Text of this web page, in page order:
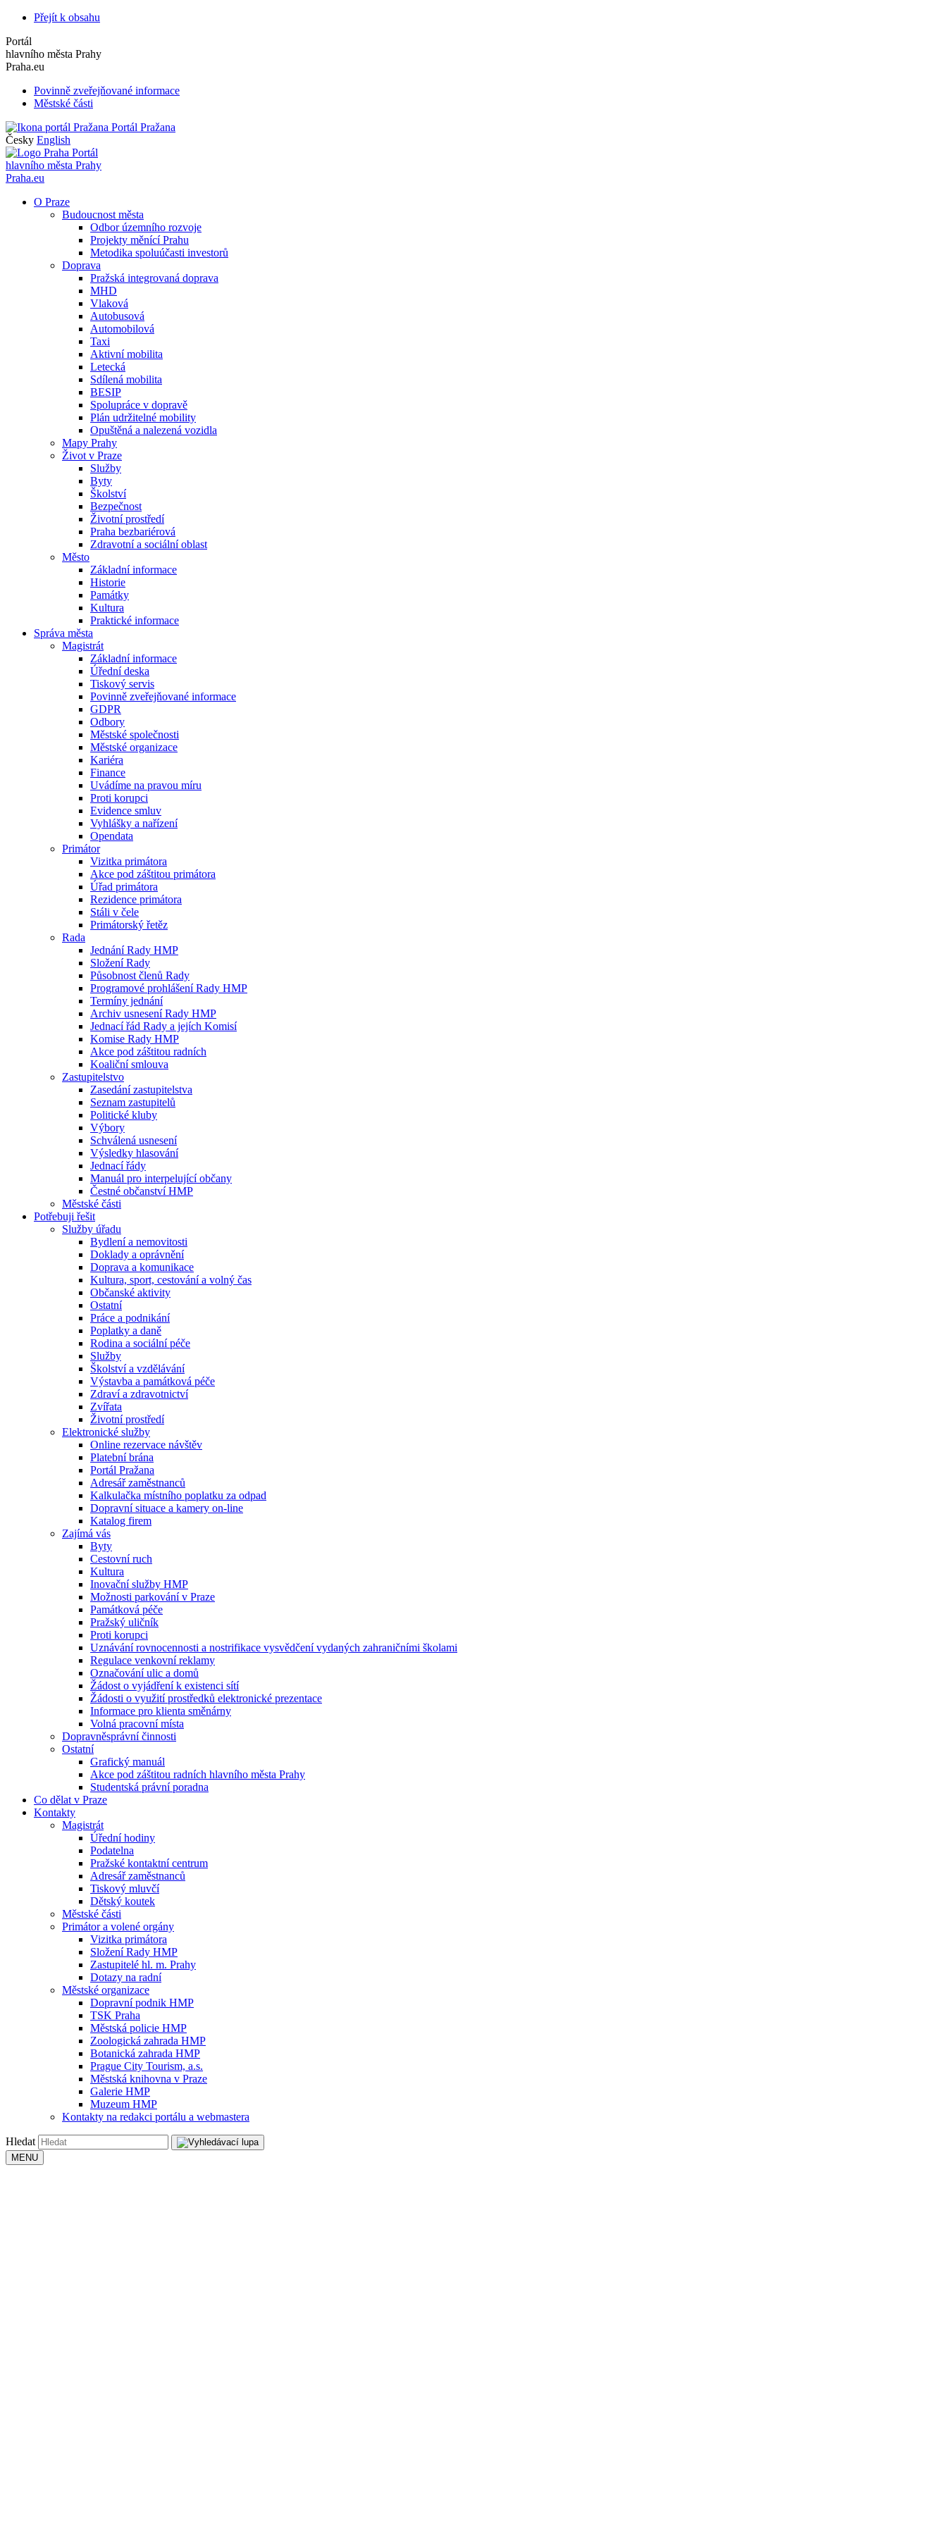
Přejít k obsahu
Portál
hlavního města Prahy
Praha.eu
Povinně zveřejňované informace
Městské části
Portál Pražana
Česky English
Portál
hlavního města Prahy
Praha.eu
O Praze
Budoucnost města
Odbor územního rozvoje
Projekty měnící Prahu
Metodika spoluúčasti investorů
Doprava
Pražská integrovaná doprava
MHD
Vlaková
Autobusová
Automobilová
Taxi
Aktivní mobilita
Letecká
Sdílená mobilita
BESIP
Spolupráce v dopravě
Plán udržitelné mobility
Opuštěná a nalezená vozidla
Mapy Prahy
Život v Praze
Služby
Byty
Školství
Bezpečnost
Životní prostředí
Praha bezbariérová
Zdravotní a sociální oblast
Město
Základní informace
Historie
Památky
Kultura
Praktické informace
Správa města
Magistrát
Základní informace
Úřední deska
Tiskový servis
Povinně zveřejňované informace
GDPR
Odbory
Městské společnosti
Městské organizace
Kariéra
Finance
Uvádíme na pravou míru
Proti korupci
Evidence smluv
Vyhlášky a nařízení
Opendata
Primátor
Vizitka primátora
Akce pod záštitou primátora
Úřad primátora
Rezidence primátora
Stáli v čele
Primátorský řetěz
Rada
Jednání Rady HMP
Složení Rady
Působnost členů Rady
Programové prohlášení Rady HMP
Termíny jednání
Archiv usnesení Rady HMP
Jednací řád Rady a jejích Komisí
Komise Rady HMP
Akce pod záštitou radních
Koaliční smlouva
Zastupitelstvo
Zasedání zastupitelstva
Seznam zastupitelů
Politické kluby
Výbory
Schválená usnesení
Výsledky hlasování
Jednací řády
Manuál pro interpelující občany
Čestné občanství HMP
Městské části
Potřebuji řešit
Služby úřadu
Bydlení a nemovitosti
Doklady a oprávnění
Doprava a komunikace
Kultura, sport, cestování a volný čas
Občanské aktivity
Ostatní
Práce a podnikání
Poplatky a daně
Rodina a sociální péče
Služby
Školství a vzdělávání
Výstavba a památková péče
Zdraví a zdravotnictví
Zvířata
Životní prostředí
Elektronické služby
Online rezervace návštěv
Platební brána
Portál Pražana
Adresář zaměstnanců
Kalkulačka místního poplatku za odpad
Dopravní situace a kamery on-line
Katalog firem
Zajímá vás
Byty
Cestovní ruch
Kultura
Inovační služby HMP
Možnosti parkování v Praze
Památková péče
Pražský uličník
Proti korupci
Uznávání rovnocennosti a nostrifikace vysvědčení vydaných zahraničními školami
Regulace venkovní reklamy
Označování ulic a domů
Žádost o vyjádření k existenci sítí
Žádosti o využití prostředků elektronické prezentace
Informace pro klienta směnárny
Volná pracovní místa
Dopravněsprávní činnosti
Ostatní
Grafický manuál
Akce pod záštitou radních hlavního města Prahy
Studentská právní poradna
Co dělat v Praze
Kontakty
Magistrát
Úřední hodiny
Podatelna
Pražské kontaktní centrum
Adresář zaměstnanců
Tiskový mluvčí
Dětský koutek
Městské části
Primátor a volené orgány
Vizitka primátora
Složení Rady HMP
Zastupitelé hl. m. Prahy
Dotazy na radní
Městské organizace
Dopravní podnik HMP
TSK Praha
Městská policie HMP
Zoologická zahrada HMP
Botanická zahrada HMP
Prague City Tourism, a.s.
Městská knihovna v Praze
Galerie HMP
Muzeum HMP
Kontakty na redakci portálu a webmastera
Hledat
MENU